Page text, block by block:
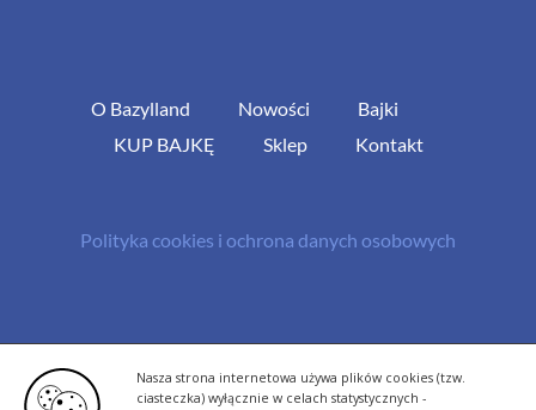
Nasza strona internetowa używa plików cookies (tzw.
ciasteczka) wyłącznie w celach statystycznych -
O Bazylland Nowości
Bajki
KUP BAJKĘ
Sklep Kontakt
Polityka cookies i ochrona danych osobowych
rutyna.pl - tworzenie stron www